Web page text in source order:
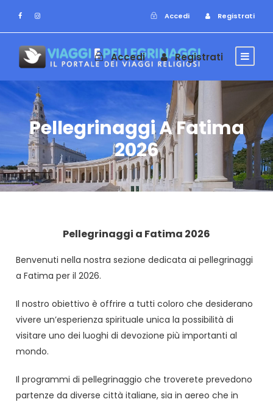
Accedi Registrati
Accedi Registrati
Pellegrinaggi A Fatima
2026
Pellegrinaggi a Fatima 2026
Benvenuti nella nostra sezione dedicata ai pellegrinaggi
a Fatima per il 2026.
Il nostro obiettivo è offrire a tutti coloro che desiderano
vivere un’esperienza spirituale unica la possibilità di
visitare uno dei luoghi di devozione più importanti al
mondo.
Il programmi di pellegrinaggio che troverete prevedono
partenze da diverse città italiane, sia in aereo che in